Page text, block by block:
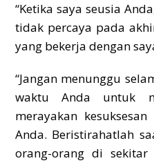
“Ketika saya seusia
tidak percaya pada
yang bekerja dengan
“Jangan menunggu
waktu Anda untuk
merayakan
Anda. Beristirahatlah
orang-orang di sekitar